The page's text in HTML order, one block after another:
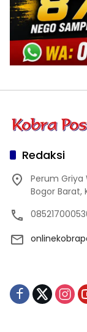
Redaksi
Perum Griya
Bogor Barat,